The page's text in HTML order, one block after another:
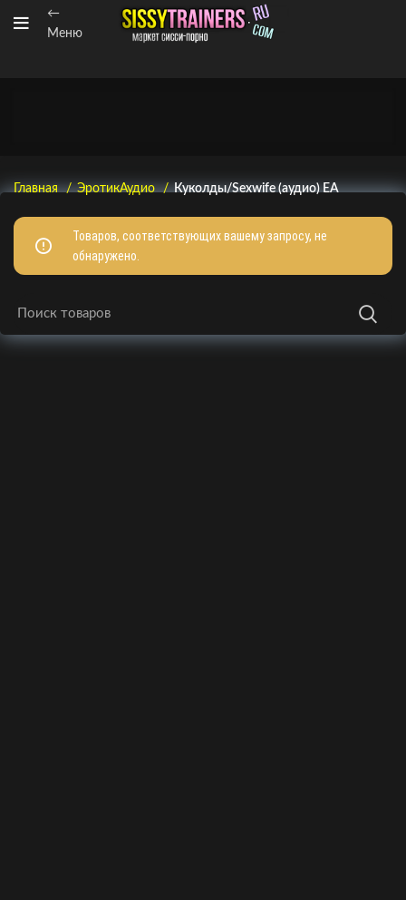
←
Меню
Главная ЭротикАудио Куколды/Sexwife (аудио) EA
Товаров, соответствующих вашему запросу, не
обнаружено.